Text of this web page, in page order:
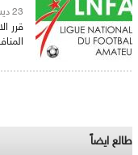
23 ديسمبر 2020
قرر
طالع ايضاً